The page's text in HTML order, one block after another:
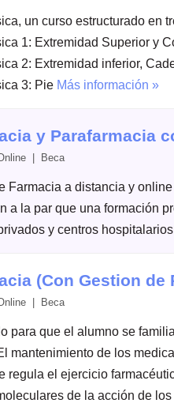
un curso estructurado en
1: Extremidad Superior y
2: Extremidad inferior,
3: Pie Más información »
y Parafarmacia
| Beca
Farmacia a distancia y
a la par que una formación
y centros
(Con Gestion de
| Beca
para que el alumno se
mantenimiento de los
regula el ejercicio
de la acción de